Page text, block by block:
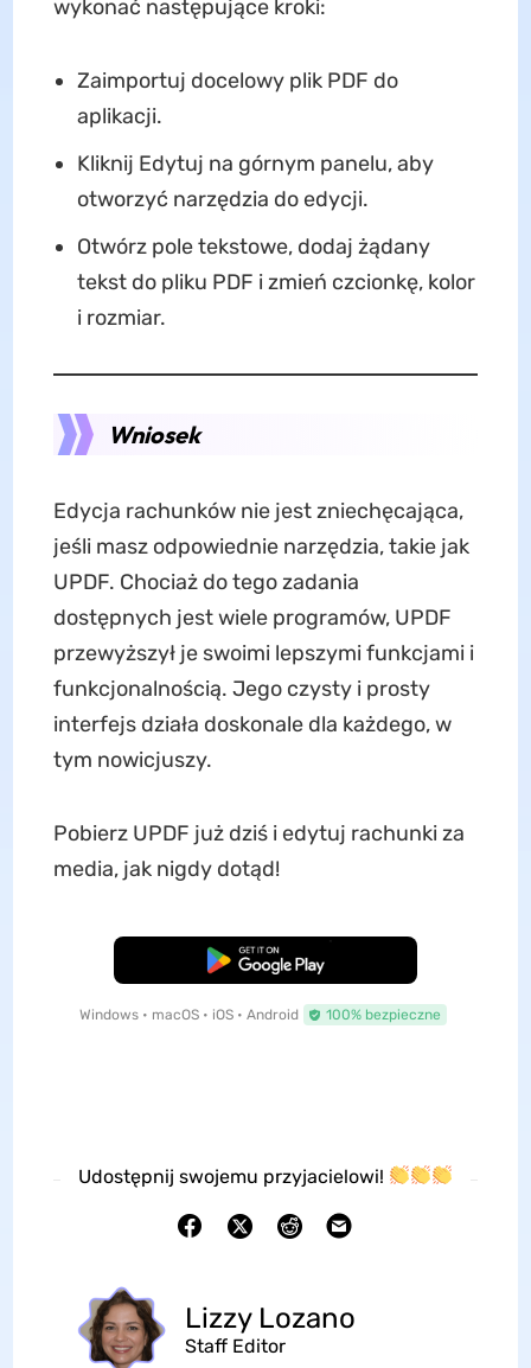
wykonać następujące kroki:
Zaimportuj docelowy plik PDF do
aplikacji.
Kliknij Edytuj na górnym panelu, aby
otworzyć narzędzia do edycji.
Otwórz pole tekstowe, dodaj żądany
tekst do pliku PDF i zmień czcionkę, kolor
i rozmiar.
Wniosek
Edycja rachunków nie jest zniechęcająca,
jeśli masz odpowiednie narzędzia, takie jak
UPDF. Chociaż do tego zadania
dostępnych jest wiele programów, UPDF
przewyższył je swoimi lepszymi funkcjami i
funkcjonalnością. Jego czysty i prosty
interfejs działa doskonale dla każdego, w
tym nowicjuszy.
Pobierz UPDF już dziś i edytuj rachunki za
media, jak nigdy dotąd!
Pobierz za darmo
Windows • macOS • iOS • Android 100% bezpieczne
Udostępnij swojemu przyjacielowi!
Lizzy Lozano
Staff Editor